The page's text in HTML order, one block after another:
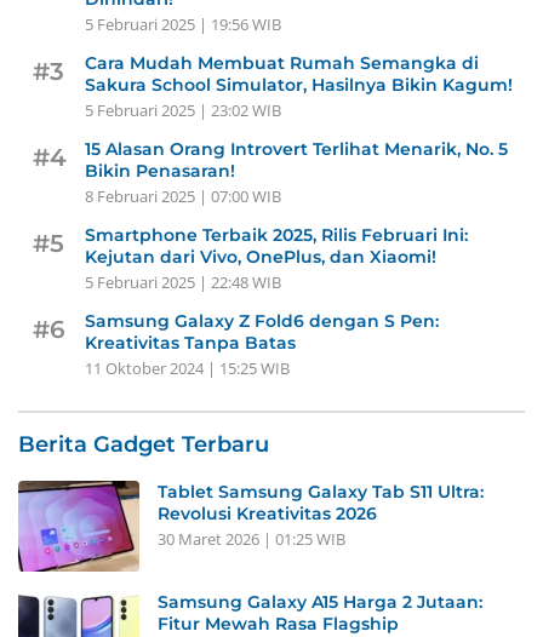
5 Februari 2025 | 19:56 WIB
#3
Cara Mudah Membuat Rumah Semangka di
Sakura School Simulator, Hasilnya Bikin Kagum!
5 Februari 2025 | 23:02 WIB
#4
15 Alasan Orang Introvert Terlihat Menarik, No. 5
Bikin Penasaran!
8 Februari 2025 | 07:00 WIB
#5
Smartphone Terbaik 2025, Rilis Februari Ini:
Kejutan dari Vivo, OnePlus, dan Xiaomi!
5 Februari 2025 | 22:48 WIB
#6
Samsung Galaxy Z Fold6 dengan S Pen:
Kreativitas Tanpa Batas
11 Oktober 2024 | 15:25 WIB
Berita Gadget Terbaru
Tablet Samsung Galaxy Tab S11 Ultra:
Revolusi Kreativitas 2026
30 Maret 2026 | 01:25 WIB
Samsung Galaxy A15 Harga 2 Jutaan:
Fitur Mewah Rasa Flagship